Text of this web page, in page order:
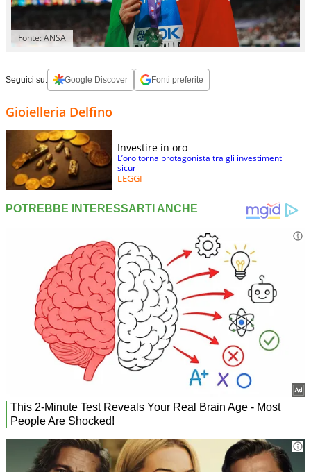
Fonte: ANSA
Seguici su: Google Discover Fonti preferite
Gioielleria Delfino
Investire in oro
L’oro torna protagonista tra gli investimenti
sicuri
LEGGI